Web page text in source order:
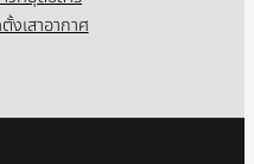
งเสาอากาศ